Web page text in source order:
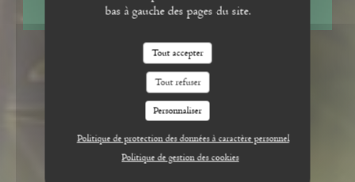
bas à gauche des pages du site.
Tout accepter
Tout refuser
Personnaliser
Politique de protection des données à caractère personnel
Politique de gestion des cookies
RÉSERVER